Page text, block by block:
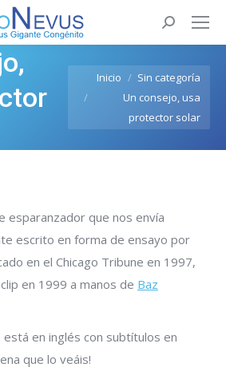
Buscar:
Estás aquí:
Inicio
Sin categoría
Un consejo, usa
protector solar
esparanzador que nos envía
escrito en forma de ensayo por
en el Chicago Tribune en 1997,
en 1999 a manos de Baz
en inglés con subtítulos en
que lo veáis!